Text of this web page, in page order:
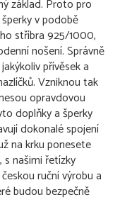
základ. Proto pro
v podobě
stříbra 925/1000,
nošení. Správně
přívěsek a
Vzniknou tak
opravdovou
doplňky a šperky
dokonalé spojení
na krku ponesete
našimi řetízky
ruční výrobu a
budou bezpečně